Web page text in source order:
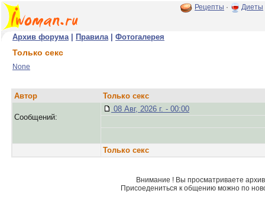
Рецепты · Диеты
Архив форума| Правила| Фотогалерея
Только секс
None
Автор Только секс
Сообщений:
08 Авг, 2026 г. - 00:00
Только секс
Внимание ! Вы просматриваете
Присоедениться к общению можно по